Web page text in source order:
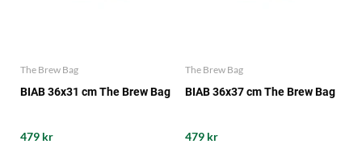
The Brew Bag
BIAB 36x31 cm The Brew Bag
479 kr
The Brew Bag
BIAB 36x37 cm The Brew Bag
479 kr